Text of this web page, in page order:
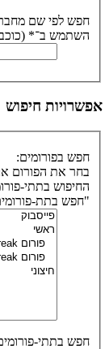
חפש לפי שם
השתמש ב־*
אפשרויות חיפוש
חפש בפורומים:
בחר את הפורום
החיפוש בתתי-
"חפש בתת-
חפש בתתי-